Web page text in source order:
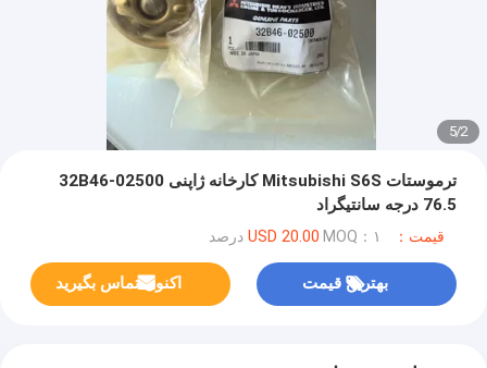
2
/
5
ترموستات Mitsubishi S6S کارخانه ژاپنی 32B46-02500
76.5 درجه سانتیگراد
قیمت：USD 20.00 MOQ：۱ درصد
بهترین قیمت اکنون تماس بگیرید